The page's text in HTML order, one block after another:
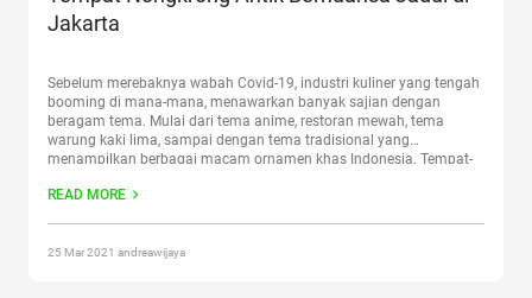
Jakarta
Sebelum merebaknya wabah Covid-19, industri kuliner yang tengah
booming di mana-mana, menawarkan banyak sajian dengan
beragam tema. Mulai dari tema anime, restoran mewah, tema
warung kaki lima, sampai dengan tema tradisional yang
menampilkan berbagai macam ornamen khas Indonesia. Tempat-
menjadi ciri khas tema yang digunakannya. Selain unik,
READ MORE
25 Mar 2021 andreawijaya